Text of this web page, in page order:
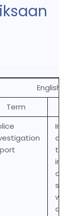
English
Term
In
a
the
of
and